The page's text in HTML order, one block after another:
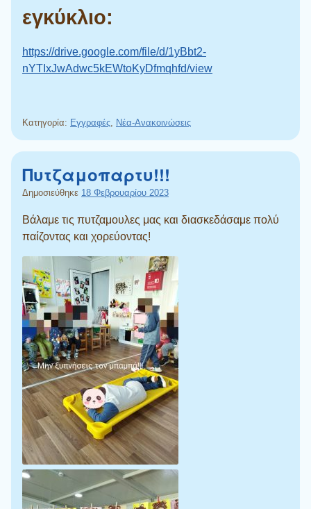
εγκύκλιο:
https://drive.google.com/file/d/1yBbt2-
nYTIxJwAdwc5kEWtoKyDfmqhfd/view
Κατηγορία: Εγγραφές Νέα-Ανακοινώσεις
Πυτζαμοπαρτυ!!!
Δημοσιεύθηκε 18 Φεβρουαρίου 2023
Βάλαμε τις πυτζαμουλες μας και διασκεδάσαμε πολύ
παίζοντας και χορεύοντας!